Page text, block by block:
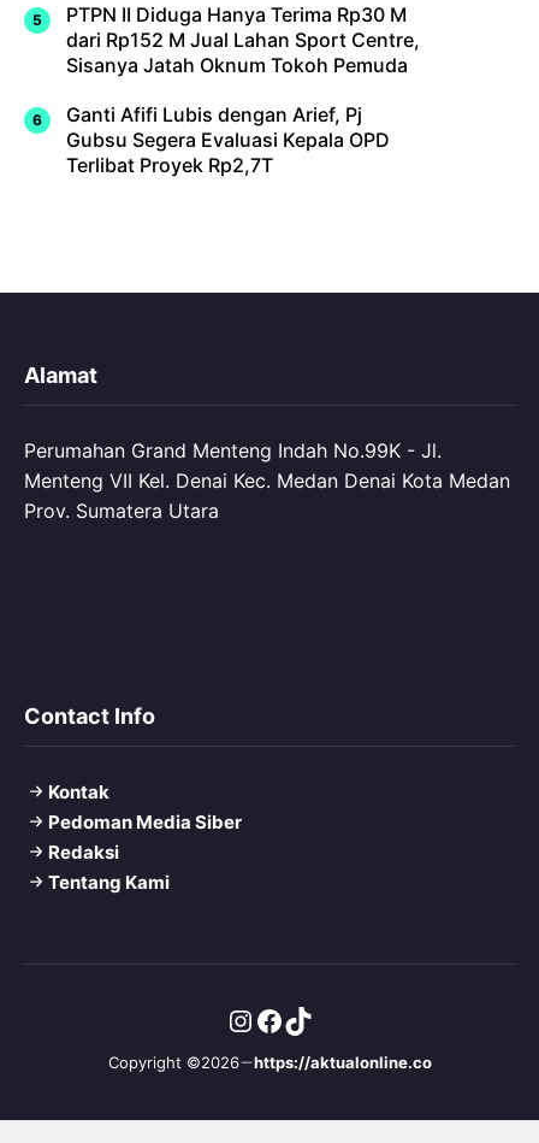
PTPN II Diduga Hanya Terima Rp30 M
dari Rp152 M Jual Lahan Sport Centre,
Sisanya Jatah Oknum Tokoh Pemuda
Ganti Afifi Lubis dengan Arief, Pj
Gubsu Segera Evaluasi Kepala OPD
Terlibat Proyek Rp2,7T
Alamat
Perumahan Grand Menteng Indah No.99K - Jl.
Menteng VII Kel. Denai Kec. Medan Denai Kota Medan
Prov. Sumatera Utara
Contact Info
Kontak
Pedoman Media Siber
Redaksi
Tentang Kami
Copyright ©2026 https://aktualonline.co
Instagram
Facebook
TikTok